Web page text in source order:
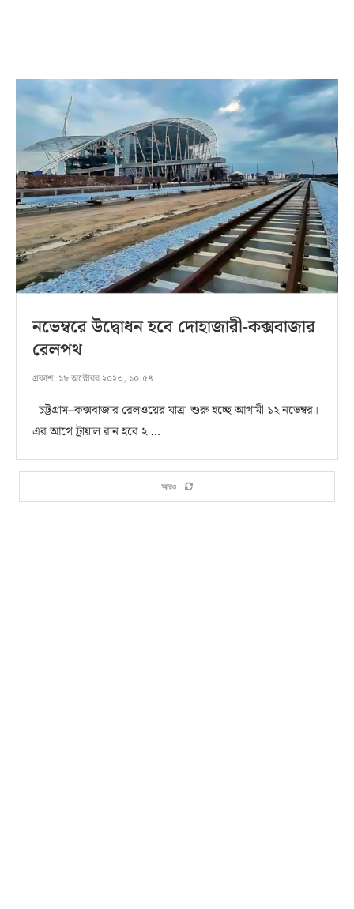
নভেম্বরে উদ্বোধন হবে দোহাজারী-কক্সবাজার
রেলপথ
প্রকাশ: ১৮ অক্টোবর ২০২৩, ১০:৫৪
চট্টগ্রাম–কক্সবাজার রেলওয়ের যাত্রা শুরু হচ্ছে আগামী ১২ নভেম্বর।
এর আগে ট্রায়াল রান হবে ২ …
আরও